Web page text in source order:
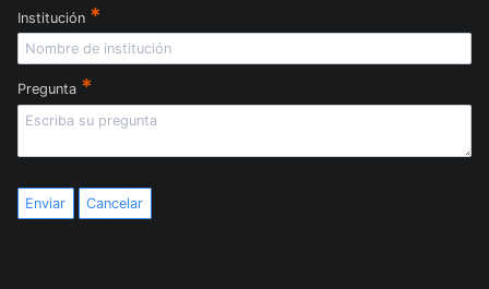
Institución *
Pregunta *
Enviar Cancelar